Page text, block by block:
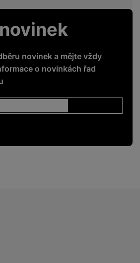
novinek a mějte vždy
o novinkách řad